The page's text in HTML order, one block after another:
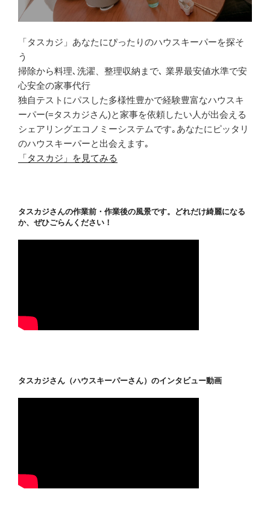
「タスカジ」あなたにぴったりのハウスキーパーを探そ
う
掃除から料理､洗濯、整理収納まで､ 業界最安値水準で安
心安全の家事代行
独自テストにパスした多様性豊かで経験豊富なハウスキ
ーパー(=タスカジさん)と家事を依頼したい人が出会える
シェアリングエコノミーシステムです｡あなたにピッタリ
のハウスキーパーと出会えます｡
「タスカジ」を見てみる
タスカジさんの作業前・作業後の風景です。どれだけ綺麗になる
か、ぜひごらんください！
タスカジさん（ハウスキーパーさん）のインタビュー動画